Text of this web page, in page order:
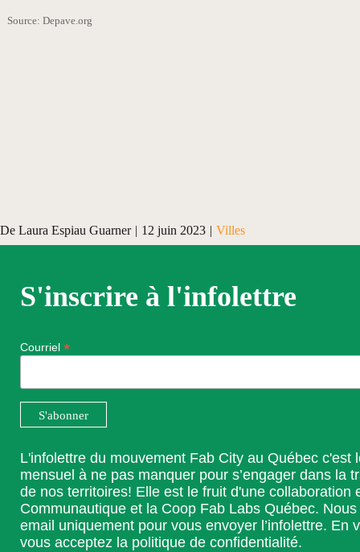
Source: Depave.org
De Laura Espiau Guarner | 12 juin 2023 | Villes
S'inscrire à l'infolettre
Courriel *
L'infolettre du mouvement Fab City au Québec c'est
mensuel à ne pas manquer pour s’engager dans la
de nos territoires! Elle est le fruit d'une collaboration
Communautique et la Coop Fab Labs Québec.
email uniquement pour vous envoyer l’infolettre. En
vous acceptez la politique de confidentialité.